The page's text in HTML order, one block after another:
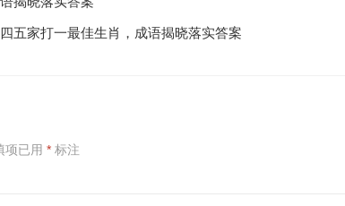
五家打一最佳生肖，成语揭晓落实答案
项已用 * 标注